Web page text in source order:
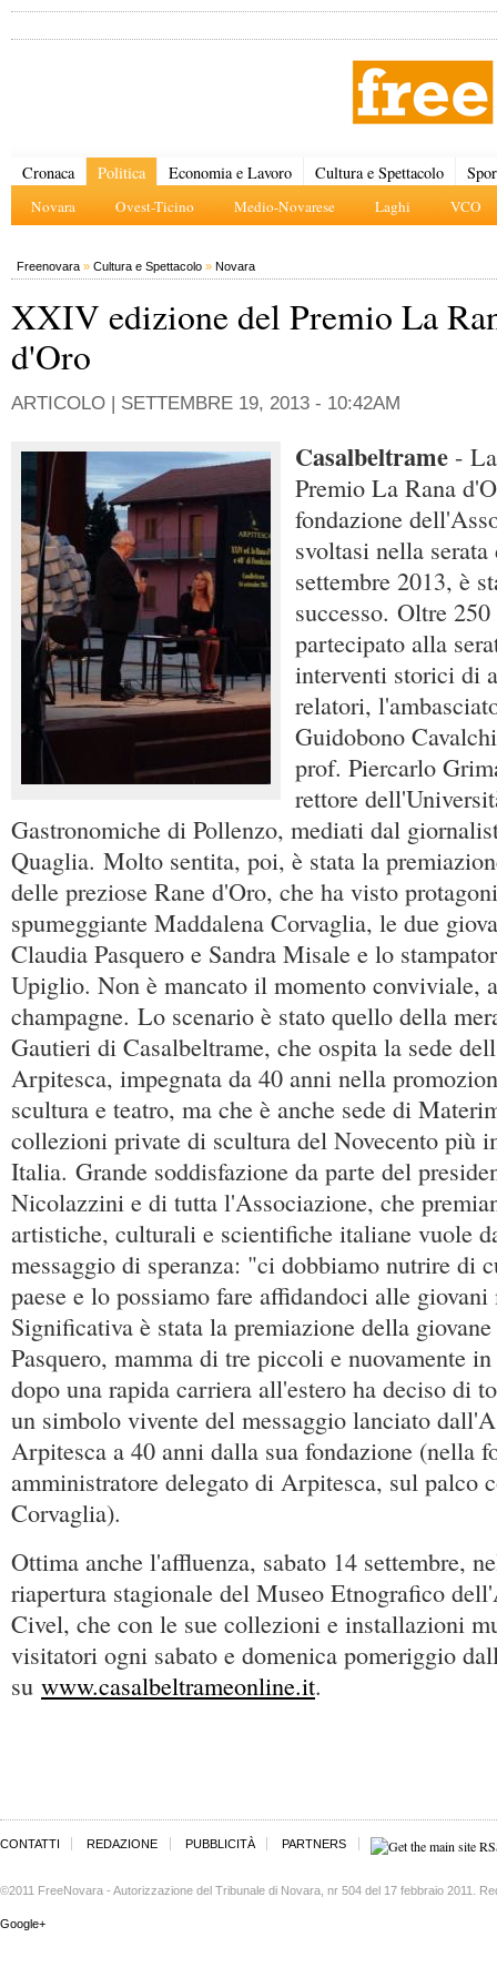
Cronaca Politica
Novara Ovest-Ticino Medio-Novarese Laghi VCO
Economia e Lavoro Cultura e Spettacolo
Freenovara » Cultura e Spettacolo » Novara
XXIV edizione del Premio La
d'Oro
ARTICOLO | SETTEMBRE 19, 2013 - 10:42AM
Casalbeltrame -
Premio La Rana
fondazione
svoltasi nella
settembre 2013, è
successo. Oltre
partecipato alla
interventi storici di
relatori,
Guidobono
prof. Piercarlo
rettore
Gastronomiche di Pollenzo, mediati dal
Quaglia. Molto sentita, poi, è stata la
delle preziose Rane d'Oro, che ha visto
spumeggiante Maddalena Corvaglia, le due
Claudia Pasquero e Sandra Misale e lo
Upiglio. Non è mancato il momento conviviale,
champagne. Lo scenario è stato quello della
Gautieri di Casalbeltrame, che ospita la sede
Arpitesca, impegnata da 40 anni nella
scultura e teatro, ma che è anche sede di
collezioni private di scultura del Novecento più
Italia. Grande soddisfazione da parte del
Nicolazzini e di tutta l'Associazione, che
artistiche, culturali e scientifiche italiane vuole
messaggio di speranza: "ci dobbiamo nutrire di
paese e lo possiamo fare affidandoci alle
Significativa è stata la premiazione della
Pasquero, mamma di tre piccoli e nuovamente
dopo una rapida carriera all'estero ha deciso di
un simbolo vivente del messaggio lanciato
Arpitesca a 40 anni dalla sua fondazione (nella
amministratore delegato di Arpitesca, sul palco
Corvaglia).
Ottima anche l'affluenza, sabato 14 settembre,
riapertura stagionale del Museo Etnografico
Civel, che con le sue collezioni e installazioni
visitatori ogni sabato e domenica pomeriggio
su www.casalbeltrameonline.it.
CONTATTI REDAZIONE PUBBLICITÀ PARTNERS
©2011 FreeNovara - Autorizzazione del Tribunale di Novara, nr 504 del 17 febbraio 2011.
Google+